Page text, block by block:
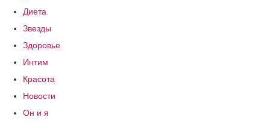
Диета
Звезды
Здоровье
Интим
Красота
Новости
Он и я